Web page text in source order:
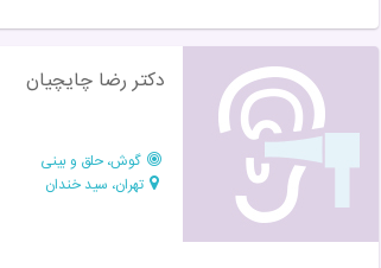
دکتر رضا چایچیان
گوش، حلق و بینی
تهران، سید خندان